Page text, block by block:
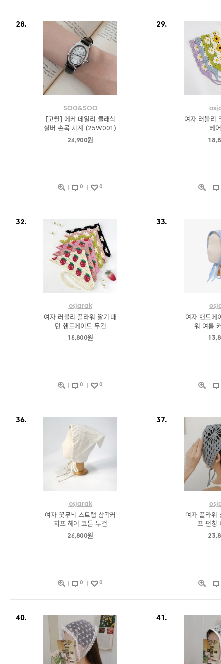
28.
SOO&SOO
[고퀄] 에케 데일리 클래식
실버 손목 시계 (25W001)
24,900원
0 0
29.
여자 러블리
헤
32.
osjarak
여자 러블리 플라워 딸기 패
턴 핸드메이드 두건
18,800원
0 0
33.
여자 핸드메
워 여름
36.
osjarak
여자 꽃무늬 스트랩 삼각커
치프 헤어 코튼 두건
26,800원
0 0
37.
여자 플라워
프 펀칭
40. 41.